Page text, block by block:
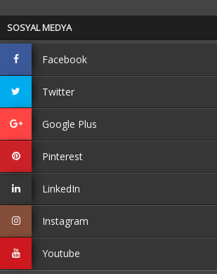
SOSYAL MEDYA
Facebook
Twitter
Google Plus
Pinterest
LinkedIn
Instagram
Youtube